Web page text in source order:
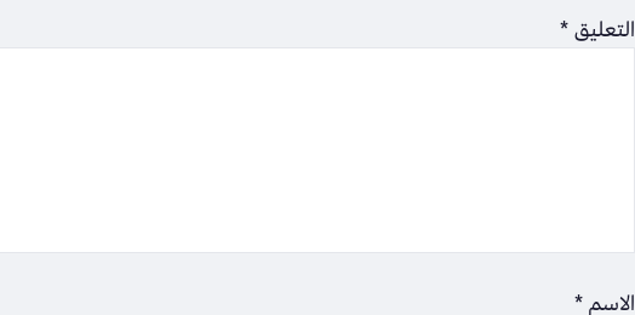
التعليق*
الاسم*